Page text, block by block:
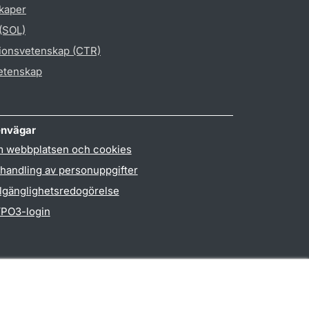
(CTR)
webbplatsen och cookies
av personuppgifter
login